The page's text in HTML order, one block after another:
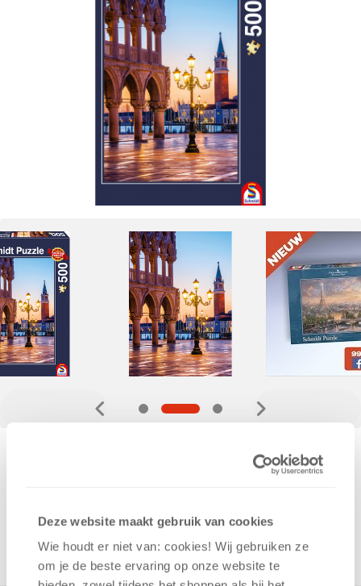
Deze website maakt gebruik van cookies
Wie houdt er niet van: cookies! Wij gebruiken ze
om je de beste ervaring op onze website te
UIT HET ASSORTIMENT